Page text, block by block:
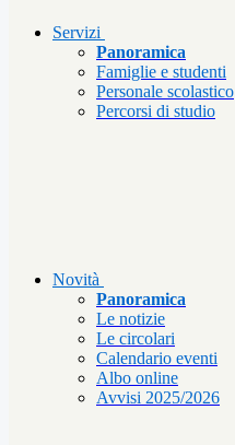
Servizi
Panoramica
Famiglie e studenti
Personale scolastico
Percorsi di studio
Novità
Panoramica
Le notizie
Le circolari
Calendario eventi
Albo online
Avvisi 2025/2026